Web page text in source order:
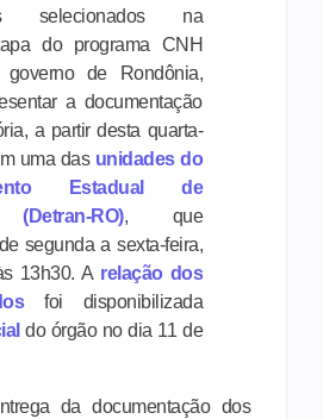
selecionados na
do programa CNH
de Rondônia,
a documentação
a partir desta quarta-
uma das unidades do
Estadual de
RO), que
segunda a sexta-feira,
13h30. A relação dos
foi disponibilizada
do órgão no dia 11 de
da documentação dos